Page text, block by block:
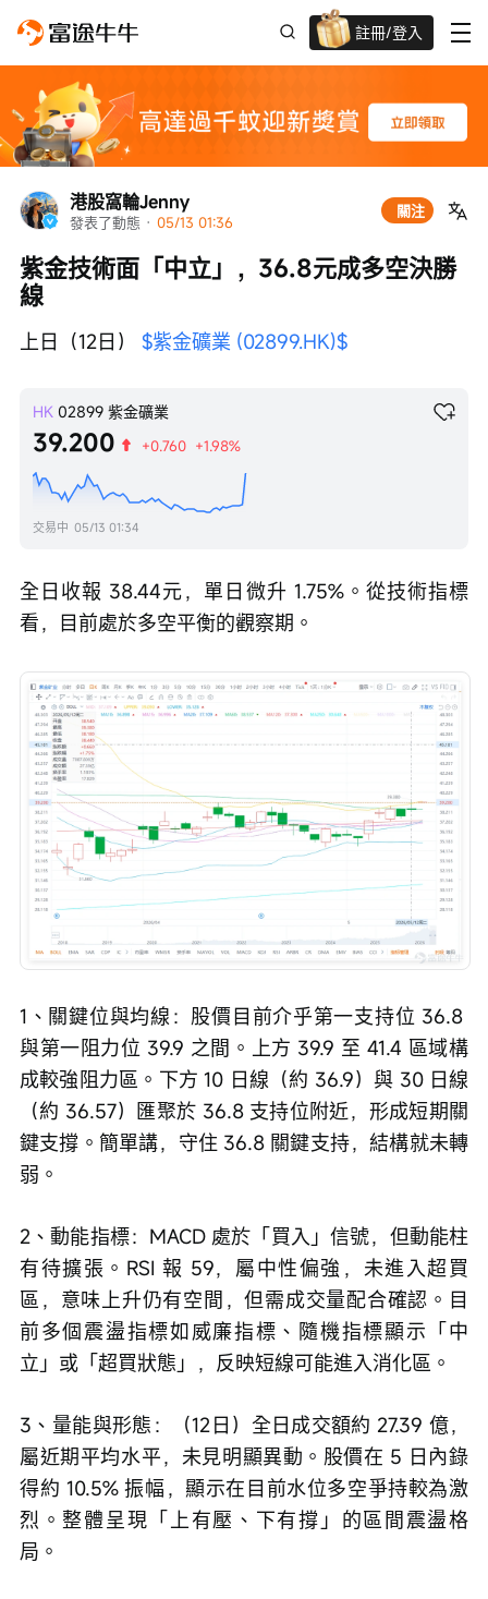
註冊/登入
迎新驚喜賞 股票/BTC等任你揀!
港股窩輪Jenny
發表了動態 · 05/13 01:36
關注
紫金技術面「中立」，36.8元成多空決勝
線
上日（12日） $紫金礦業 (02899.HK)$
HK 02899 紫金礦業
39.200 +0.760 +1.98%
交易中 05/13 01:34
全日收報 38.44元，單日微升 1.75%。從技術指標
看，目前處於多空平衡的觀察期。
1、關鍵位與均線：股價目前介乎第一支持位 36.8
與第一阻力位 39.9 之間。上方 39.9 至 41.4 區域構
成較強阻力區。下方 10 日線（約 36.9）與 30 日線
（約 36.57）匯聚於 36.8 支持位附近，形成短期關
鍵支撐。簡單講，守住 36.8 關鍵支持，結構就未轉
弱。
2、動能指標：MACD 處於「買入」信號，但動能柱
有待擴張。RSI 報 59，屬中性偏強，未進入超買
區，意味上升仍有空間，但需成交量配合確認。目
前多個震盪指標如威廉指標、隨機指標顯示「中
立」或「超買狀態」，反映短線可能進入消化區。
3、量能與形態：（12日）全日成交額約 27.39 億，
屬近期平均水平，未見明顯異動。股價在 5 日內錄
得約 10.5% 振幅，顯示在目前水位多空爭持較為激
烈。整體呈現「上有壓、下有撐」的區間震盪格
局。